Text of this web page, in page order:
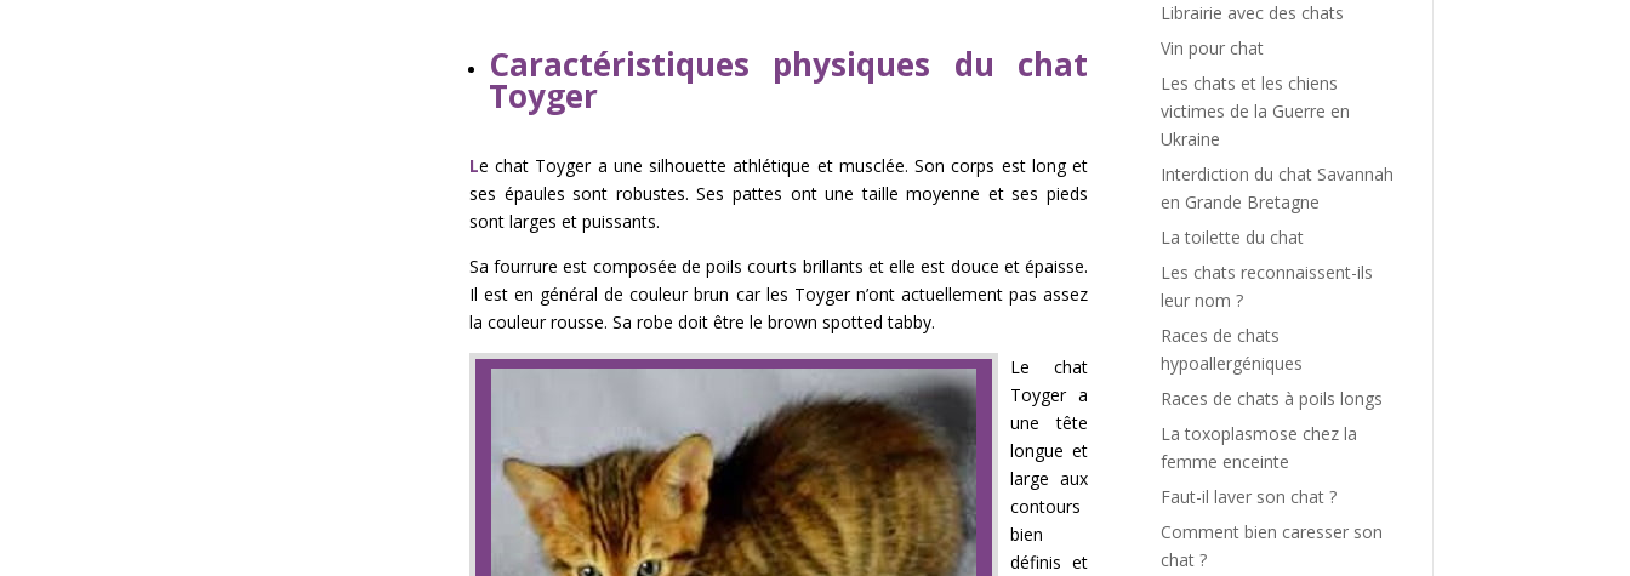
Caractéristiques physiques du chat
Toyger
Le chat Toyger a une silhouette athlétique et musclée. Son corps est long et
ses épaules sont robustes. Ses pattes ont une taille moyenne et ses pieds
sont larges et puissants.
Sa fourrure est composée de poils courts brillants et elle est douce et épaisse.
Il est en général de couleur brun car les Toyger n’ont actuellement pas assez
la couleur rousse. Sa robe doit être le brown spotted tabby.
Le chat
Toyger a
une tête
longue et
large aux
contours
bien
définis et
Librairie avec des chats
Vin pour chat
Les chats et les chiens
victimes de la Guerre en
Ukraine
Interdiction du chat Savannah
en Grande Bretagne
La toilette du chat
Les chats reconnaissent-ils
leur nom ?
Races de chats
hypoallergéniques
Races de chats à poils longs
La toxoplasmose chez la
femme enceinte
Faut-il laver son chat ?
Comment bien caresser son
chat ?